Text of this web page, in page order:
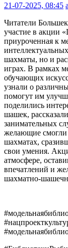
21-07-2025, 08:45
Читатели
участие в акции
приуроченная к
шахматы, но и
играх. В рамках
обучающих
узнали о
помогут им
поделились
шашек,
занимательных
желающие смогли
шахматах,
свои умения.
атмосфере,
впечатлений и
шахматно-